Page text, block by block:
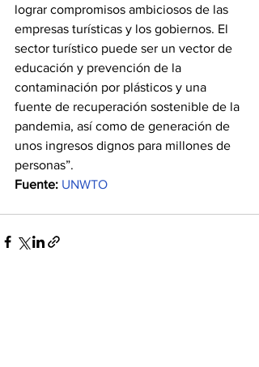
lograr compromisos ambiciosos de las
empresas turísticas y los gobiernos. El
sector turístico puede ser un vector de
educación y prevención de la
contaminación por plásticos y una
fuente de recuperación sostenible de la
pandemia, así como de generación de
unos ingresos dignos para millones de
personas”.
Fuente: UNWTO